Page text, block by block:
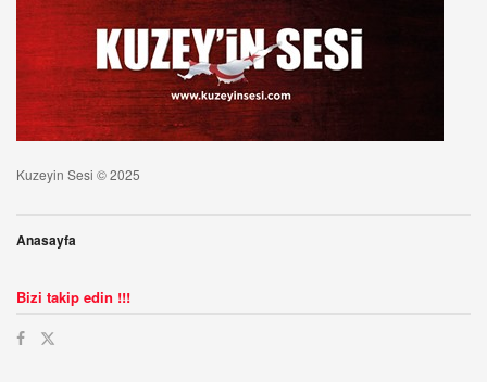
Kuzeyin Sesi © 2025
Anasayfa
Bizi takip edin !!!